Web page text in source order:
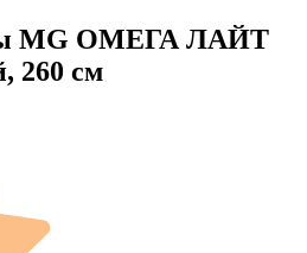
MG ОМЕГА ЛАЙТ
260 см